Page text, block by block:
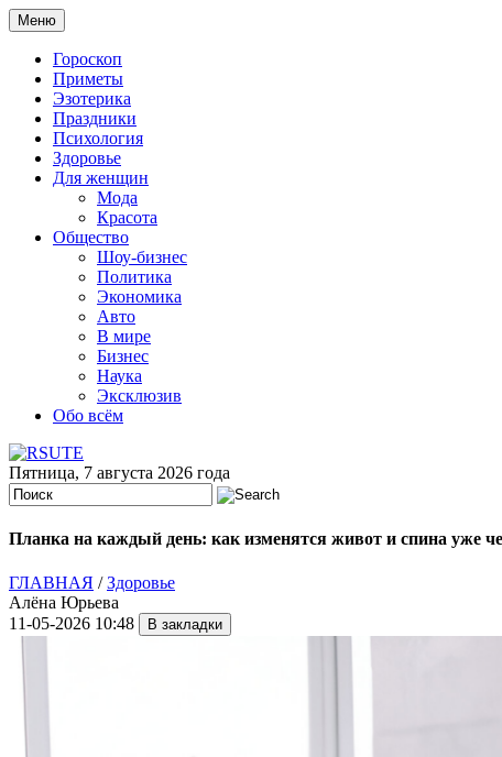
Меню
Гороскоп
Приметы
Эзотерика
Праздники
Психология
Здоровье
Для женщин
Мода
Красота
Общество
Шоу-бизнес
Политика
Экономика
Авто
В мире
Бизнес
Наука
Эксклюзив
Обо всём
Пятница, 7 августа 2026 года
Планка на каждый день: как изменятся живот и спина уже
ГЛАВНАЯ /Здоровье
Алёна Юрьева
11-05-2026 10:48